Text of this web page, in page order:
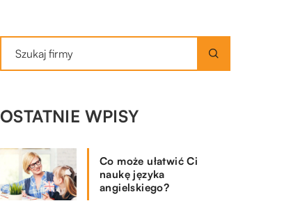
OSTATNIE WPISY
Co może ułatwić Ci
naukę języka
angielskiego?